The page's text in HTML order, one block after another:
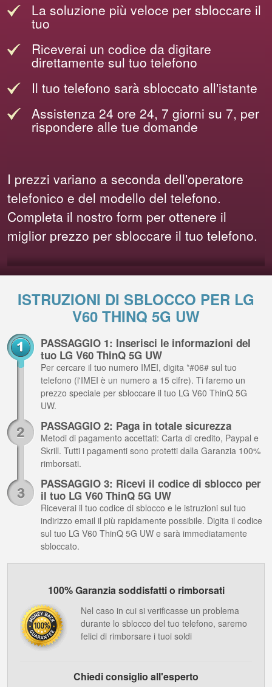
La soluzione più veloce per sbloccare il
tuo
Riceverai un codice da digitare
direttamente sul tuo telefono
Il tuo telefono sarà sbloccato all'istante
Assistenza 24 ore 24, 7 giorni su 7, per
rispondere alle tue domande
I prezzi variano a seconda dell'operatore
telefonico e del modello del telefono.
Completa il nostro form per ottenere il
miglior prezzo per sbloccare il tuo telefono.
ISTRUZIONI DI SBLOCCO PER LG
V60 THINQ 5G UW
PASSAGGIO 1: Inserisci le informazioni del
tuo LG V60 ThinQ 5G UW
Per cercare il tuo numero IMEI, digita *#06# sul tuo
telefono (l'IMEI è un numero a 15 cifre). Ti faremo un
prezzo speciale per sbloccare il tuo LG V60 ThinQ 5G
UW.
PASSAGGIO 2: Paga in totale sicurezza
Metodi di pagamento accettati: Carta di credito, Paypal e
Skrill. Tutti i pagamenti sono protetti dalla Garanzia 100%
rimborsati.
PASSAGGIO 3: Ricevi il codice di sblocco per
il tuo LG V60 ThinQ 5G UW
Riceverai il tuo codice di sblocco e le istruzioni sul tuo
indirizzo email il più rapidamente possibile. Digita il codice
sul tuo LG V60 ThinQ 5G UW e sarà immediatamente
sbloccato.
100% Garanzia soddisfatti o rimborsati
Nel caso in cui si verificasse un problema
durante lo sblocco del tuo telefono, saremo
felici di rimborsare i tuoi soldi
Chiedi consiglio all'esperto